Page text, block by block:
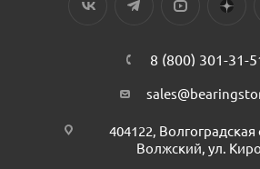
8 (800) 301-31-
404122, Волгоградская
Волжский, ул.